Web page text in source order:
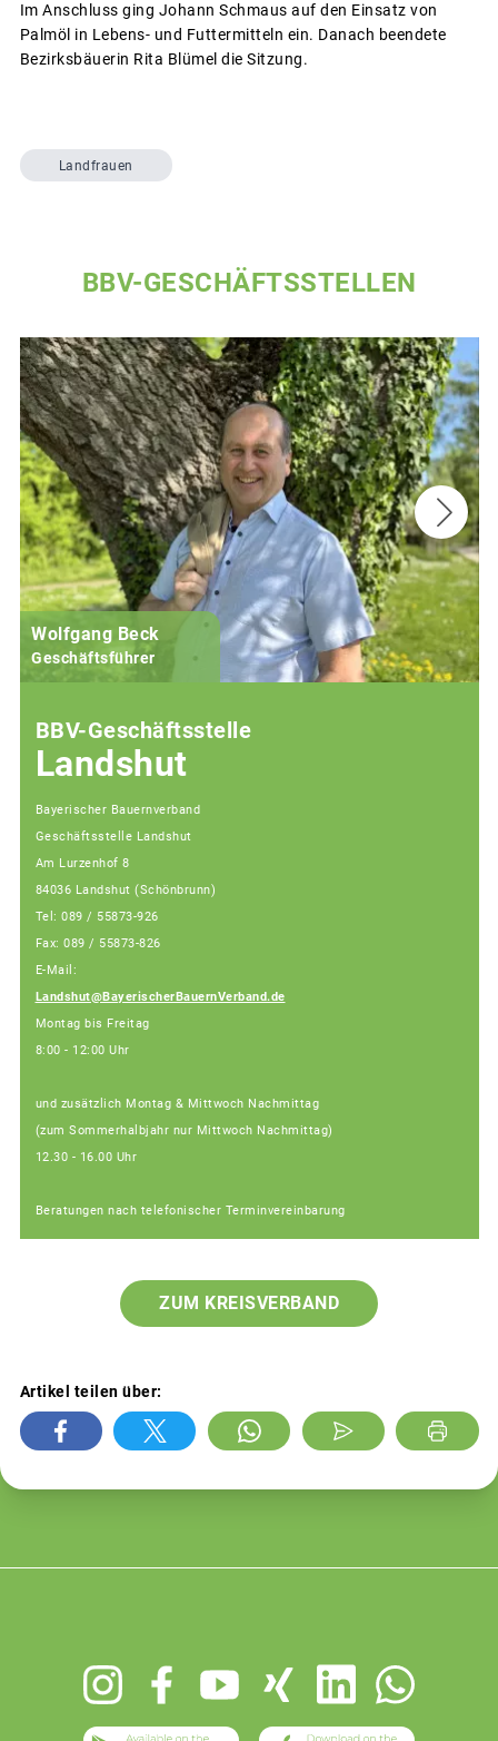
Im Anschluss ging Johann Schmaus auf den Einsatz von
Palmöl in Lebens- und Futtermitteln ein. Danach beendete
Bezirksbäuerin Rita Blümel die Sitzung.
Landfrauen
BBV-GESCHÄFTSSTELLEN
Wolfgang Beck
Geschäftsführer
BBV-Geschäftsstelle
Landshut
Bayerischer Bauernverband
Geschäftsstelle Landshut
Am Lurzenhof 8
84036 Landshut (Schönbrunn)
Tel: 089 / 55873-926
Fax: 089 / 55873-826
E-Mail:
Landshut@BayerischerBauernVerband.de
Montag bis Freitag
8:00 - 12:00 Uhr
und zusätzlich Montag & Mittwoch Nachmittag
(zum Sommerhalbjahr nur Mittwoch Nachmittag)
12.30 - 16.00 Uhr
Beratungen nach telefonischer Terminvereinbarung
ZUM KREISVERBAND
Artikel teilen über: